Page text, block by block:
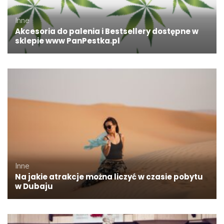
Inne
Akcesoria do palenia i Bestsellery dostępne w
sklepie www PanPestka.pl
Inne
Na jakie atrakcje można liczyć w czasie pobytu
w Dubaju